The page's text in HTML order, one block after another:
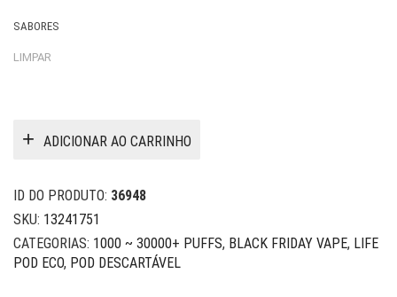
SABORES
LIMPAR
ADICIONAR AO CARRINHO
ID DO PRODUTO: 36948
SKU: 13241751
CATEGORIAS: 1000 ~ 30000+ PUFFS, BLACK FRIDAY VAPE, LIFE
POD ECO, POD DESCARTÁVEL